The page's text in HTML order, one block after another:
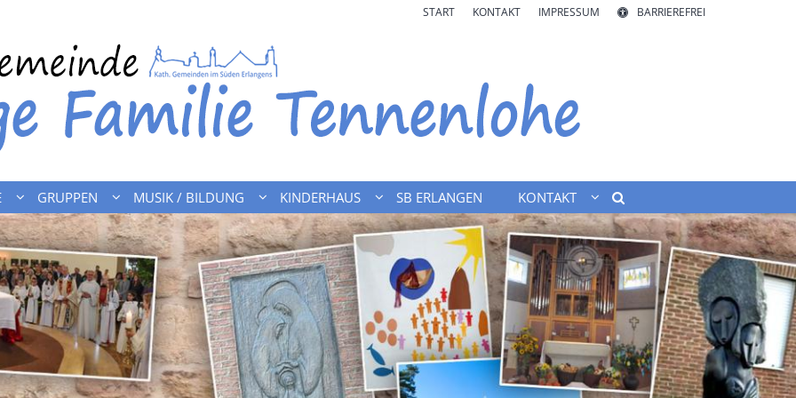
START KONTAKT IMPRESSUM BARRIEREFREI
GRUPPEN MUSIK / BILDUNG KINDERHAUS SB ERLANGEN KONTAKT